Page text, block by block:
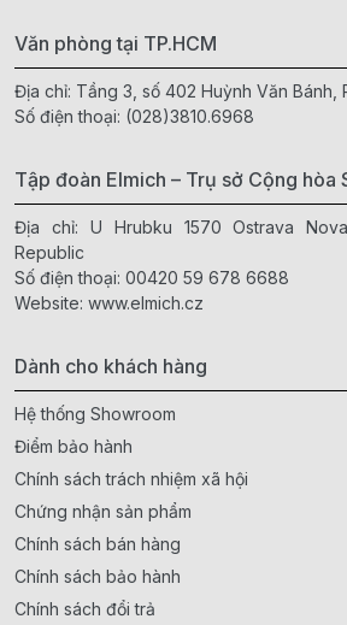
Văn phòng tại TP.HCM
Địa chỉ: Tầng 3, số 402 Huỳnh Văn Bánh,
Số điện thoại: (028)3810.6968
Tập đoàn Elmich – Trụ sở Cộng hòa
Địa chỉ: U Hrubku 1570 Ostrava
Republic
Số điện thoại: 00420 59 678 6688
Website: www.elmich.cz
Dành cho khách hàng
Hệ thống Showroom
Điểm bảo hành
Chính sách trách nhiệm xã hội
Chứng nhận sản phẩm
Chính sách bán hàng
Chính sách bảo hành
Chính sách đổi trả